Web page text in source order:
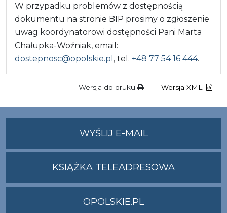
W przypadku problemów z dostępnością
dokumentu na stronie BIP prosimy o zgłoszenie
uwag koordynatorowi dostępności Pani Marta
Chałupka-Woźniak, email:
dostepnosc@opolskie.pl , tel. +48 77 54 16 444.
Wersja do druku Wersja XML
WYŚLIJ E-MAILNA
ADRES
KSIĄŻKA TELEADRESOWA
OPOLSKIE.PL